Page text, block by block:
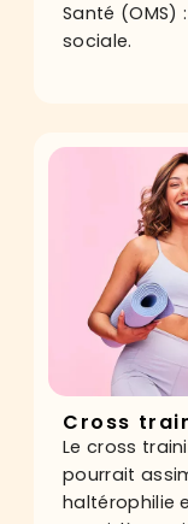
Santé (OMS)
sociale.
Cross
Le cross
pourrait
haltérophilie